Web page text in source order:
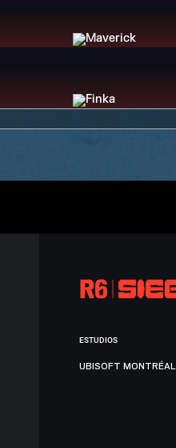
ESTUDIOS
UBISOFT MONTRÉAL